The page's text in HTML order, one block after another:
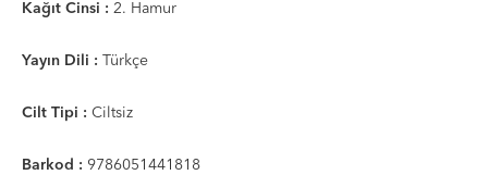
Kağıt Cinsi : 2. Hamur
Yayın Dili : Türkçe
Cilt Tipi : Ciltsiz
Barkod : 9786051441818